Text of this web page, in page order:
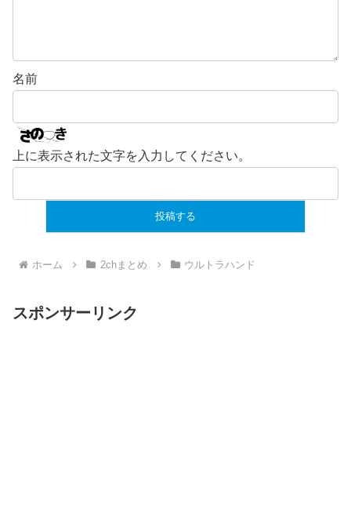
名前
上に表示された文字を入力してください。
ホーム 2chまとめ ウルトラハンド
スポンサーリンク